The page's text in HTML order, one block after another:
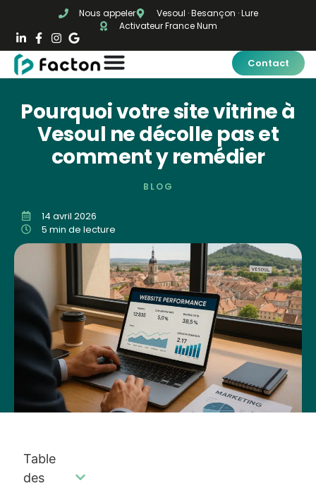
Nous appeler
Vesoul · Besançon · Lure
Activateur France Num
Contact
Pourquoi votre site vitrine à
Vesoul ne décolle pas et
comment y remédier
BLOG
14 avril 2026
5 min de lecture
Table
des